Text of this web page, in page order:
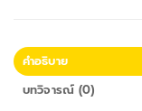
คำอธิบาย
บทวิจารณ์ (0)